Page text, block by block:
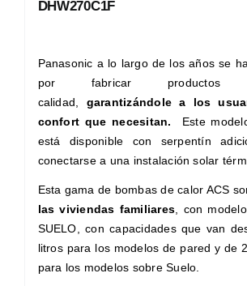
DHW270C1F
Panasonic a lo largo de los años se
por fabricar
calidad,
garantizándole a los
confort que necesitan. Este
está disponible con serpentín
conectarse a una instalación solar
Esta gama de bombas de calor ACS
las viviendas familiares, con
SUELO, con capacidades que van
litros para los modelos de pared y de
para los modelos sobre Suelo.